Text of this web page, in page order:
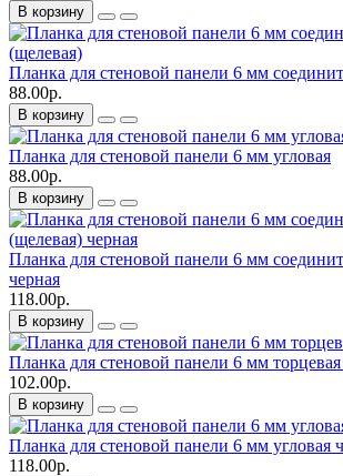
В корзину
Планка для стеновой панели 6 мм
88.00р.
В корзину
Планка для стеновой панели 6 мм угловая
88.00р.
В корзину
Планка для стеновой панели 6 мм
черная
118.00р.
В корзину
Планка для стеновой панели 6 мм торцевая
102.00р.
В корзину
Планка для стеновой панели 6 мм угловая
118.00р.